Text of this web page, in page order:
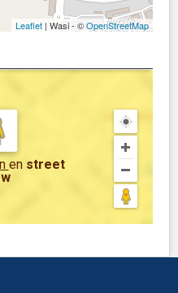
Leaflet | Wasi - ©OpenStreetMap
en street